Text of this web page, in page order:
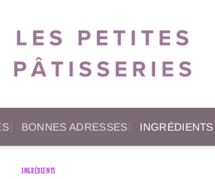
BONNES ADRESSES INGRÉDIENTS
INGRÉDIENTS